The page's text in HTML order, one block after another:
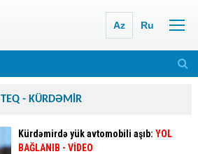
Az Ru
TEQ - KÜRDƏMİR
Kürdəmirdə yük avtomobili aşıb: YOL
BAĞLANIB - VİDEO